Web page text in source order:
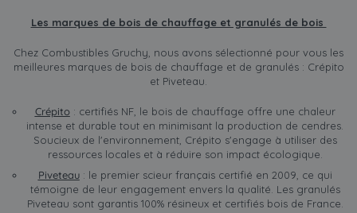
Les marques de bois de chauffage et granulés de bois
Chez Combustibles Gruchy, nous avons sélectionné pour vous les
meilleures marques de bois de chauffage et de granulés : Crépito
et Piveteau.
Crépito: certifiés NF, le bois de chauffage offre une chaleur
intense et durable tout en minimisant la production de cendres.
Soucieux de l'environnement, Crépito s'engage à utiliser des
ressources locales et à réduire son impact écologique.
Piveteau: le premier scieur français certifié en 2009, ce qui
témoigne de leur engagement envers la qualité. Les granulés
Piveteau sont garantis 100% résineux et certifiés bois de France.